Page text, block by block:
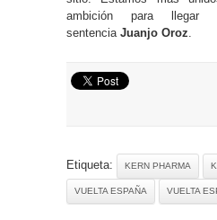
ambición para
sentencia Juanjo Oroz
Etiqueta: KERN PHARMA
VUELTA ESPAÑA VUELTA